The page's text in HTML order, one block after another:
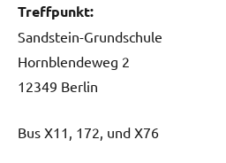
Treffpunkt:
Sandstein-Grundschule
Hornblendeweg 2
12349 Berlin
Bus X11, 172, und X76